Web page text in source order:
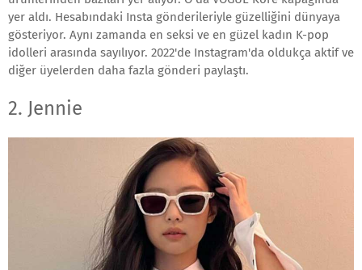
yer aldı. Hesabındaki Insta gönderileriyle güzelliğini dünyaya
gösteriyor. Aynı zamanda en seksi ve en güzel kadın K-pop
idolleri arasında sayılıyor. 2022'de Instagram'da oldukça aktif ve
diğer üyelerden daha fazla gönderi paylaştı.
2. Jennie